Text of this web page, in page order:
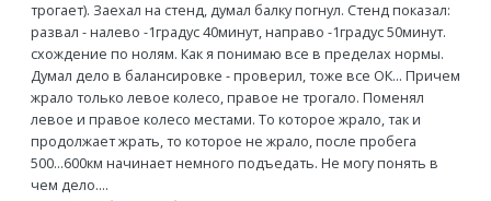
трогает). Заехал на стенд, думал балку погнул. Стенд показал:
развал - налево -1градус 40минут, направо -1градус 50минут.
схождение по нолям. Как я понимаю все в пределах нормы.
Думал дело в балансировке - проверил, тоже все ОК... Причем
жрало только левое колесо, правое не трогало. Поменял
левое и правое колесо местами. То которое жрало, так и
продолжает жрать, то которое не жрало, после пробега
500...600км начинает немного подъедать. Не могу понять в
чем дело....